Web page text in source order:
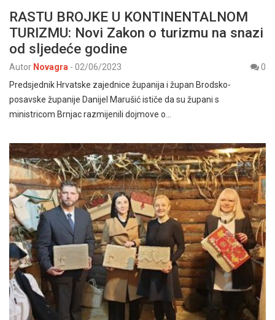
RASTU BROJKE U KONTINENTALNOM
TURIZMU: Novi Zakon o turizmu na snazi
od sljedeće godine
Autor Novagra - 02/06/2023
0
Predsjednik Hrvatske zajednice županija i župan Brodsko-
posavske županije Danijel Marušić ističe da su župani s
ministricom Brnjac razmijenili dojmove o…